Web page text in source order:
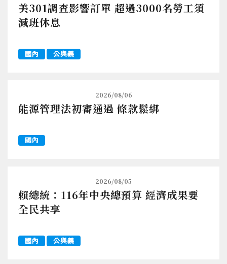
美301調查影響訂單 超過3000名勞工須
減班休息
國內 公與義
2026/08/06
能源管理法初審通過 條款鬆綁
國內
2026/08/05
賴總統：116年中央總預算 經濟成果要
全民共享
國內 公與義